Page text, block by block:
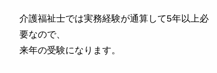
介護福祉士では実務経験が通算して5年以上必
要なので、
来年の受験になります。